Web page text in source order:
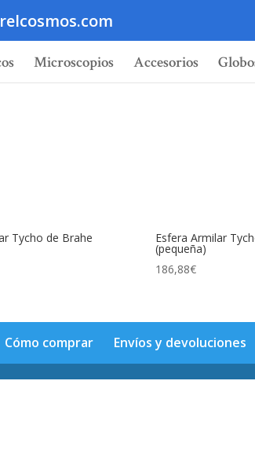
Microscopios Accesorios
Tycho de Brahe Esfera Armilar
(pequeña)
186,88€
Cómo comprar Envíos y devoluciones